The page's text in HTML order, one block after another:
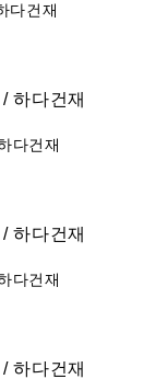
다건재
다건재
다건재